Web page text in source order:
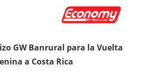
GW Banrural para la Vuelta
a Costa Rica